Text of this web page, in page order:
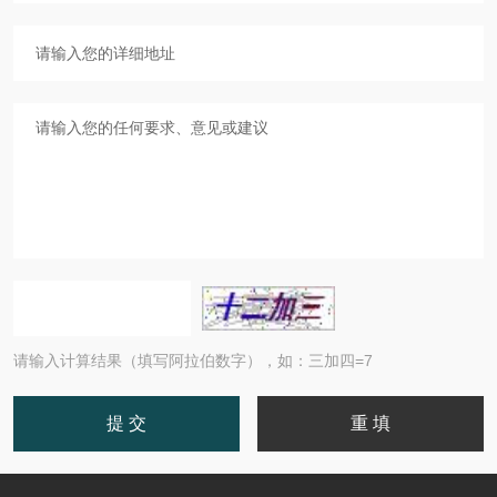
请输入计算结果（填写阿拉伯数字），如：三加四=7